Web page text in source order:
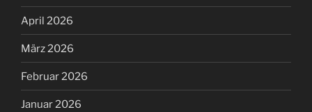
April 2026
März 2026
Februar 2026
Januar 2026